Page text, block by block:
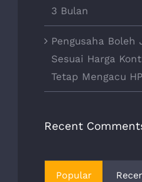
3 Bulan
Pengusaha Boleh
Sesuai Harga
Tetap Mengacu
Recent
Popular